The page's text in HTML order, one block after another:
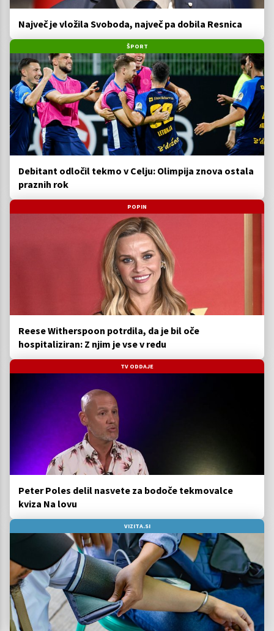
Največ je vložila Svoboda, največ pa dobila Resnica
ŠPORT
Debitant odločil tekmo v Celju: Olimpija znova ostala
praznih rok
POPIN
Reese Witherspoon potrdila, da je bil oče
hospitaliziran: Z njim je vse v redu
TV ODDAJE
Peter Poles delil nasvete za bodoče tekmovalce
kviza Na lovu
VIZITA.SI